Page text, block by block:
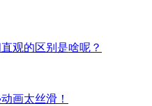
观的区别是啥呢？
画太丝滑！